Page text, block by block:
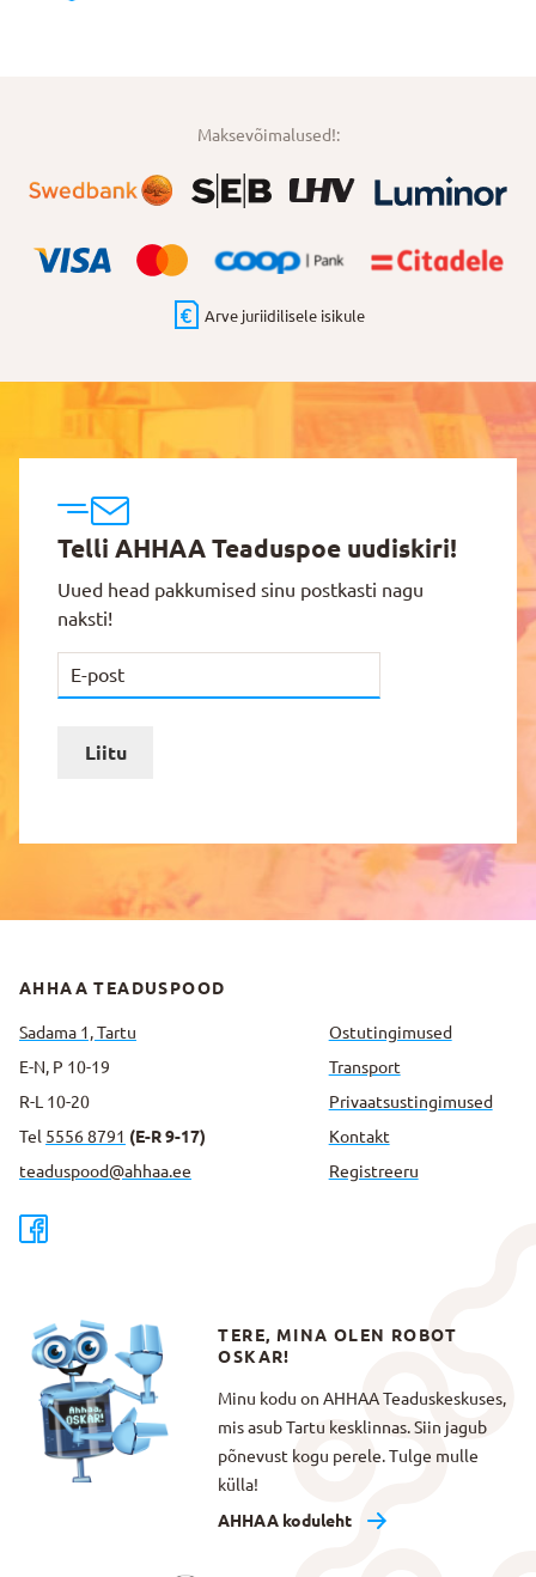
Maksevõimalused!:
Arve juriidilisele isikule
Telli AHHAA Teaduspoe uudiskiri!
Uued head pakkumised sinu postkasti nagu
naksti!
Liitu
AHHAA TEADUSPOOD
Sadama 1, Tartu
E-N, P 10-19
R-L 10-20
Tel 5556 8791 (E-R 9-17)
teaduspood@ahhaa.ee
Ostutingimused
Transport
Privaatsus­tingimused
Kontakt
Registreeru
TERE, MINA OLEN ROBOT
OSKAR!
Minu kodu on AHHAA Teaduskeskuses,
mis asub Tartu kesklinnas. Siin jagub
põnevust kogu perele. Tulge mulle
külla!
AHHAA koduleht